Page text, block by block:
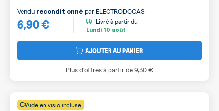
6,90 €
Vendu reconditionné par ELECTRODOCAS
Livré à partir du
Lundi 10 août
AJOUTER AU PANIER
Plus d’offres à partir de9,30 €
Aide en visio incluse